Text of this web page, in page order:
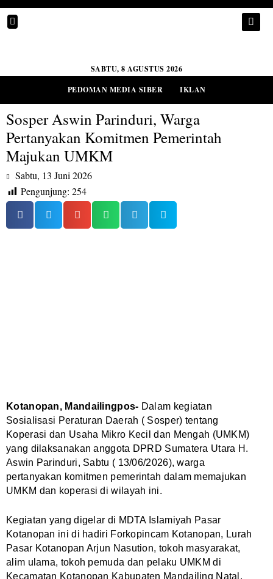
SABTU, 8 AGUSTUS 2026
PEDOMAN MEDIA SIBER
IKLAN
Sosper Aswin Parinduri, Warga
Pertanyakan Komitmen Pemerintah
Majukan UMKM
Sabtu, 13 Juni 2026
Pengunjung: 254
Kotanopan, Mandailingpos- Dalam kegiatan
Sosialisasi Peraturan Daerah ( Sosper) tentang
Koperasi dan Usaha Mikro Kecil dan Mengah (UMKM)
yang dilaksanakan anggota DPRD Sumatera Utara H.
Aswin Parinduri, Sabtu ( 13/06/2026), warga
pertanyakan komitmen pemerintah dalam memajukan
UMKM dan koperasi di wilayah ini.
Kegiatan yang digelar di MDTA Islamiyah Pasar
Kotanopan ini di hadiri Forkopincam Kotanopan, Lurah
Pasar Kotanopan Arjun Nasution, tokoh masyarakat,
alim ulama, tokoh pemuda dan pelaku UMKM di
Kecamatan Kotanopan Kabupaten Mandailing Natal.